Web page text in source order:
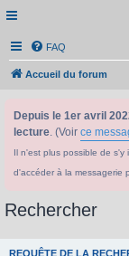
FAQ
Accueil du forum
Depuis le 1er avril
lecture. (Voir ce
Il n'est plus possible de s'y
d'accéder à la messagerie
Rechercher
REQUÊTE DE LA